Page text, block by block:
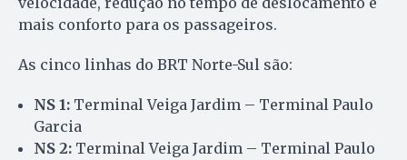
mais conforto para os passageiros.
As cinco linhas do BRT Norte-Sul são:
NS 1: Terminal Veiga Jardim – Terminal Paulo
Garcia
NS 2: Terminal Veiga Jardim – Terminal Paulo